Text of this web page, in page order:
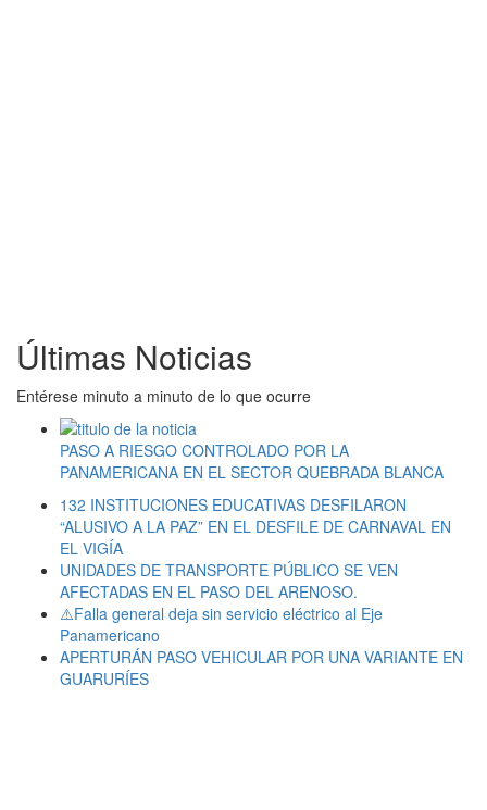
Últimas Noticias
Entérese minuto a minuto de lo que ocurre
PASO A RIESGO CONTROLADO POR LA
PANAMERICANA EN EL SECTOR QUEBRADA BLANCA
132 INSTITUCIONES EDUCATIVAS DESFILARON
“ALUSIVO A LA PAZ” EN EL DESFILE DE CARNAVAL EN
EL VIGÍA
UNIDADES DE TRANSPORTE PÚBLICO SE VEN
AFECTADAS EN EL PASO DEL ARENOSO.
⚠️Falla general deja sin servicio eléctrico al Eje
Panamericano
APERTURÁN PASO VEHICULAR POR UNA VARIANTE EN
GUARURÍES